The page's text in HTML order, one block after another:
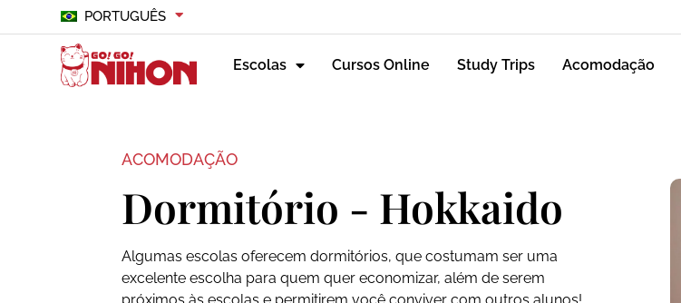
PORTUGUÊS
Escolas Cursos Online Study Trips Acomodação
ACOMODAÇÃO
Dormitório - Hokkaido
Algumas escolas oferecem dormitórios, que costumam ser uma
excelente escolha para quem quer economizar, além de serem